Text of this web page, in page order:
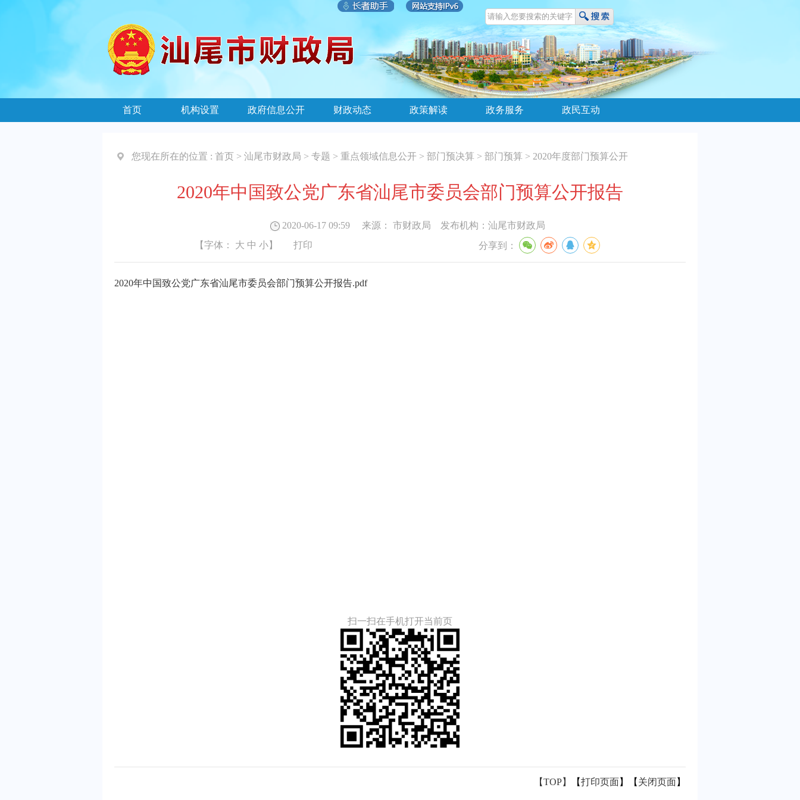
首页 机构设置 政府信息公开 财政动态 政策解读 政务服务 政民互动
您现在所在的位置 : 首页 > 汕尾市财政局 > 专题 > 重点领域信息公开 > 部门预决算 > 部门预算 > 2020年度部门预算公开
2020年中国致公党广东省汕尾市委员会部门预算公开报告
2020-06-17 09:59来源： 市财政局 发布机构： 汕尾市财政局
【字体： 大 中 小】 打印 分享到：
2020年中国致公党广东省汕尾市委员会部门预算公开报告.pdf
扫一扫在手机打开当前页
【TOP】 【打印页面】【 关闭页面】